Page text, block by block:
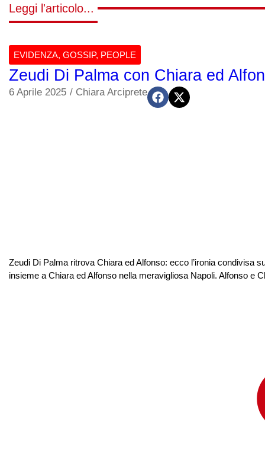
Leggi l'articolo...
EVIDENZA, GOSSIP, PEOPLE
Zeudi Di Palma con Chiara ed
6 Aprile 2025 / Chiara Arciprete
Zeudi Di Palma ritrova Chiara ed Alfonso: ecco l’ironia condivisa
insieme a Chiara ed Alfonso nella meravigliosa Napoli. Alfonso e